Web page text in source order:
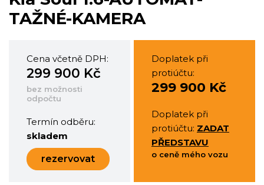
TAŽNÉ-KAMERA
Cena včetně DPH:
299 900 Kč
bez možnosti
odpočtu
Termín odběru:
skladem
rezervovat
Doplatek při
protiúčtu:
299 900 Kč
Doplatek při
protiúčtu: ZADAT
PŘEDSTAVU
o ceně mého vozu